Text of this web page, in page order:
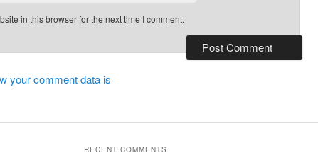
in this browser for the next time I comment.
your comment data is
RECENT COMMENTS